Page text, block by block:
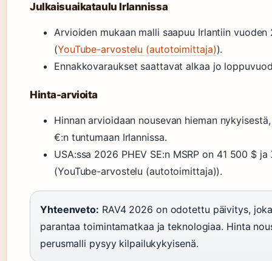
Julkaisuaikataulu Irlannissa
Arvioiden mukaan malli saapuu Irlantiin
(YouTube-arvostelu (autotoimittaja)).
Ennakkovaraukset saattavat alkaa jo
Hinta-arvioita
Hinnan arvioidaan nousevan hieman
€:n tuntumaan Irlannissa.
USA:ssa 2026 PHEV SE:n MSRP on 41 500 $
(YouTube-arvostelu (autotoimittaja)).
Yhteenveto: RAV4 2026 on odotettu päivitys,
parantaa toimintamatkaa ja teknologiaa. Hinta
perusmalli pysyy kilpailukykyisenä.